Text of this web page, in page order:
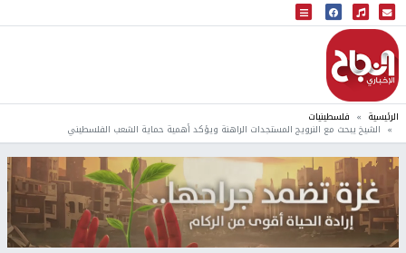
البث المباشر
إذاعة النجاح
الرئيسية فلسطينيات
الشيخ يبحث مع النرويج المستجدات الراهنة ويؤكد أهمية حماية الشعب الفلسطيني